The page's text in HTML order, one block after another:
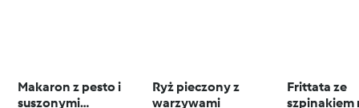
Makaron z pesto i
suszonymi
Ryż pieczony z
warzywami
Frittata ze
szpinakiem